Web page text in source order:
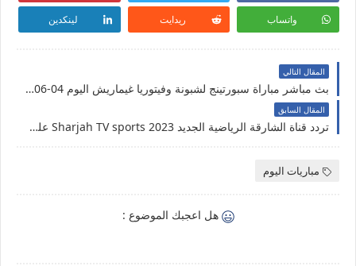
واتساب ريدايت لينكدين
المقال التالي
بث مباشر مباراة سبورتينج لشبونة وفيتوريا غيماريش اليوم 04-06-2020 الدوري البرتغالي
المقال السابق
تردد قناة الشارقة الرياضية الجديد 2023 Sharjah TV sports على النايل سات
مباريات اليوم
هل اعجبك الموضوع :